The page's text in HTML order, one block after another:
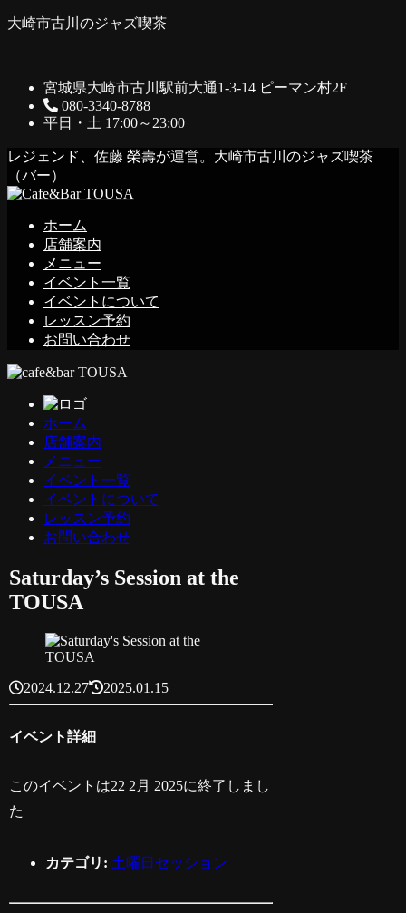
大崎市古川のジャズ喫茶
宮城県大崎市古川駅前大通1-3-14 ピーマン村2F
080-3340-8788
平日・土 17:00～23:00
レジェンド、佐藤 榮壽が運営。大崎市古川のジャズ喫茶
（バー）
ホーム
店舗案内
メニュー
イベント一覧
イベントについて
レッスン予約
お問い合わせ
ホーム
店舗案内
メニュー
イベント一覧
イベントについて
レッスン予約
お問い合わせ
Saturday’s Session at the
TOUSA
2024.12.27 2025.01.15
イベント詳細
このイベントは22 2月 2025に終了しまし
た
カテゴリ: 土曜日セッション